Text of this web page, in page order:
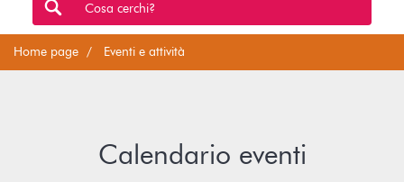
Cosa cerchi?
Home page Eventi e attività
Calendario eventi